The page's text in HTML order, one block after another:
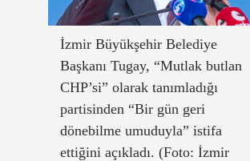
İzmir Büyükşehir Belediye
Başkanı Tugay, “Mutlak butlan
CHP’si” olarak tanımladığı
partisinden “Bir gün geri
dönebilme umuduyla” istifa
ettiğini açıkladı. (Foto: İzmir